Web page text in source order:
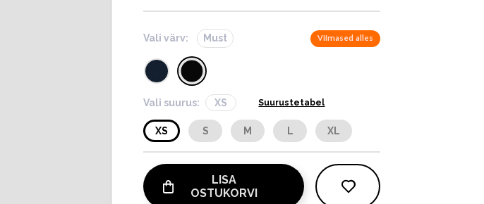
Vali värv: Must Viimased alles
Vali suurus: XS Suurustetabel
XS S M L XL
LISA
OSTUKORVI